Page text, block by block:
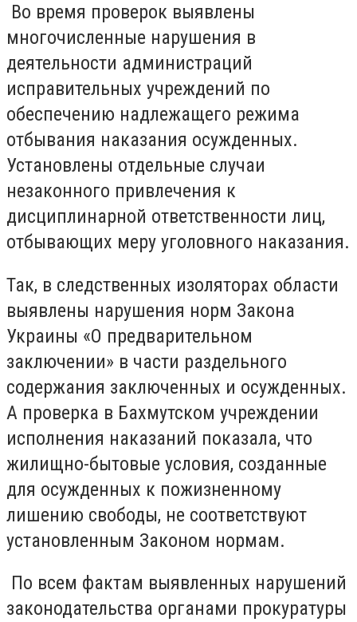
Во время проверок выявлены
многочисленные нарушения в
деятельности администраций
исправительных учреждений по
обеспечению надлежащего режима
отбывания наказания осужденных.
Установлены отдельные случаи
незаконного привлечения к
дисциплинарной ответственности лиц,
отбывающих меру уголовного наказания.
Так, в следственных изоляторах области
выявлены нарушения норм Закона
Украины «О предварительном
заключении» в части раздельного
содержания заключенных и осужденных.
А проверка в Бахмутском учреждении
исполнения наказаний показала, что
жилищно-бытовые условия, созданные
для осужденных к пожизненному
лишению свободы, не соответствуют
установленным Законом нормам.
По всем фактам выявленных нарушений
законодательства органами прокуратуры